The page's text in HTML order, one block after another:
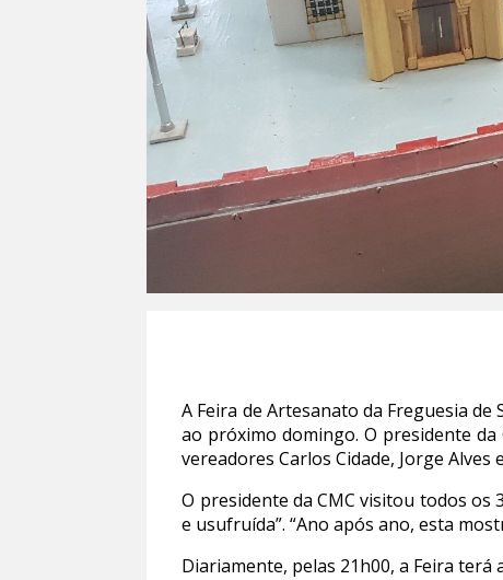
A Feira de Artesanato da Freguesia
ao próximo domingo. O presidente
vereadores Carlos Cidade, Jorge
O presidente da CMC visitou todos os
e usufruída”. “Ano após ano, esta
Diariamente, pelas 21h00, a Feira